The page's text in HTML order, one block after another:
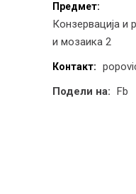
Предмет:
Конзервација и
и мозаика 2
Контакт:
Подели на:
Fb